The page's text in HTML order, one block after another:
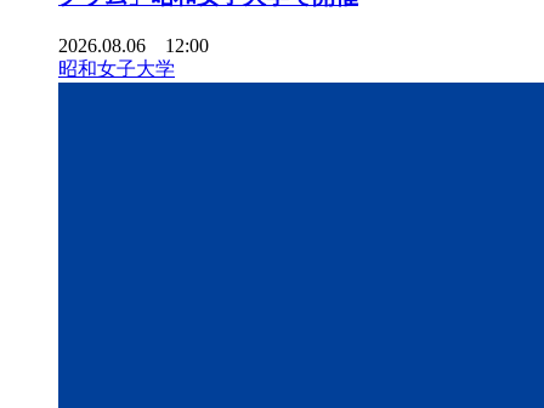
2026.08.06 12:00
昭和女子大学